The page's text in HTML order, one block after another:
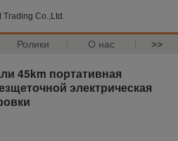
Trading Co.,Ltd.
Ролики О нас >>
45km портативная
электрическая